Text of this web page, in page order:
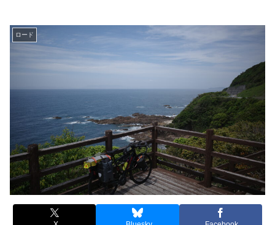
ロード